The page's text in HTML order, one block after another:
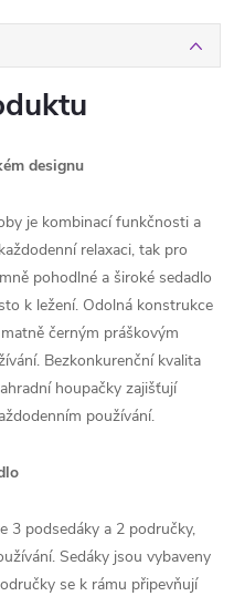
designu
je kombinací funkčnosti a
relaxaci, tak pro
pohodlné a široké sedadlo
k ležení. Odolná konstrukce
černým práškovým
Bezkonkurenční kvalita
houpačky zajišťují
používání.
3 podsedáky a 2 područky,
Sedáky jsou vybaveny
se k rámu připevňují